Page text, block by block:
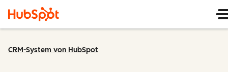
CRM-System von HubSpot